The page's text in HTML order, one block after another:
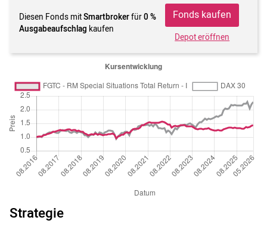
Diesen Fonds mitSmartbrokerfür0 %
Ausgabeaufschlag kaufen
Fonds kaufen
Depot eröffnen
Strategie